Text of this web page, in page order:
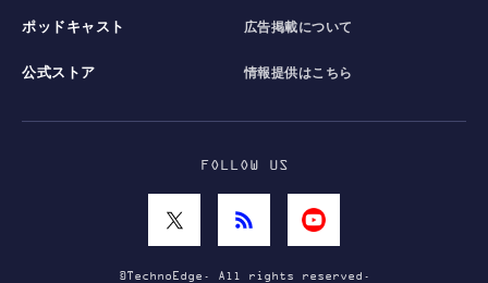
ポッドキャスト
公式ストア
広告掲載について
情報提供はこちら
FOLLOW US
©TechnoEdge. All rights reserved.